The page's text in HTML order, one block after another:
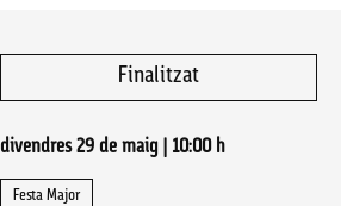
Finalitzat
divendres 29 de maig 10:00 h
Festa Major